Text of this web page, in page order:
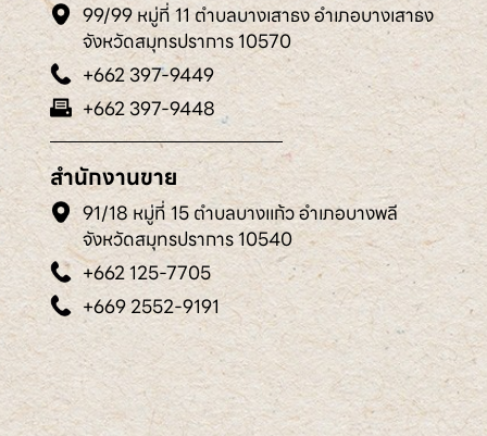
99/99 หมู่ที่ 11 ตำบลบางเสาธง อำเภอบางเสาธง
จังหวัดสมุทรปราการ 10570
+662 397-9449
+662 397-9448
สำนักงานขาย
91/18 หมู่ที่ 15 ตำบลบางแก้ว อำเภอบางพลี
จังหวัดสมุทรปราการ 10540
+662 125-7705
+669 2552-9191